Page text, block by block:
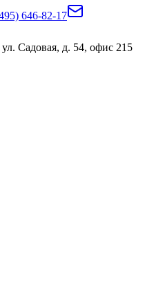
646-82-17
Садовая, д. 54, офис 215